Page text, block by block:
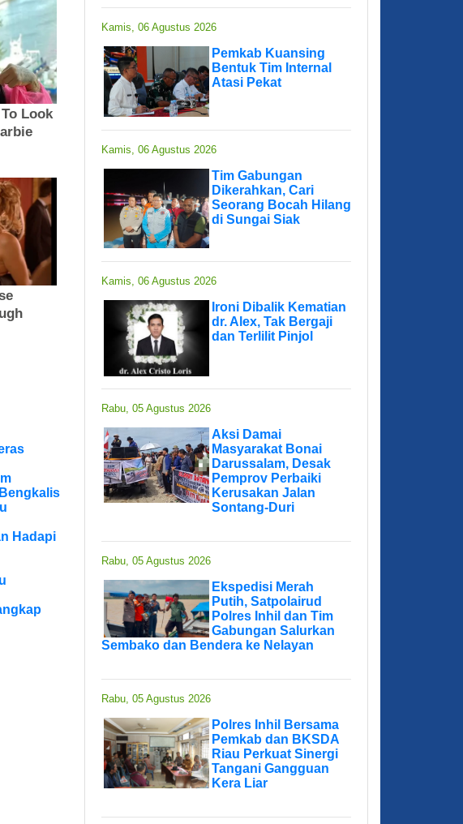
Hadapi
Kamis, 06 Agustus 2026
Pemkab Kuansing
Bentuk Tim Internal
Atasi Pekat
Kamis, 06 Agustus 2026
Tim Gabungan
Dikerahkan, Cari
Seorang Bocah Hilang
di Sungai Siak
Kamis, 06 Agustus 2026
Ironi Dibalik Kematian
dr. Alex, Tak Bergaji
dan Terlilit Pinjol
Rabu, 05 Agustus 2026
Aksi Damai
Masyarakat Bonai
Darussalam, Desak
Pemprov Perbaiki
Kerusakan Jalan
Sontang-Duri
Rabu, 05 Agustus 2026
Ekspedisi Merah
Putih, Satpolairud
Polres Inhil dan Tim
Gabungan Salurkan
Sembako dan Bendera ke Nelayan
Rabu, 05 Agustus 2026
Polres Inhil Bersama
Pemkab dan BKSDA
Riau Perkuat Sinergi
Tangani Gangguan
Kera Liar